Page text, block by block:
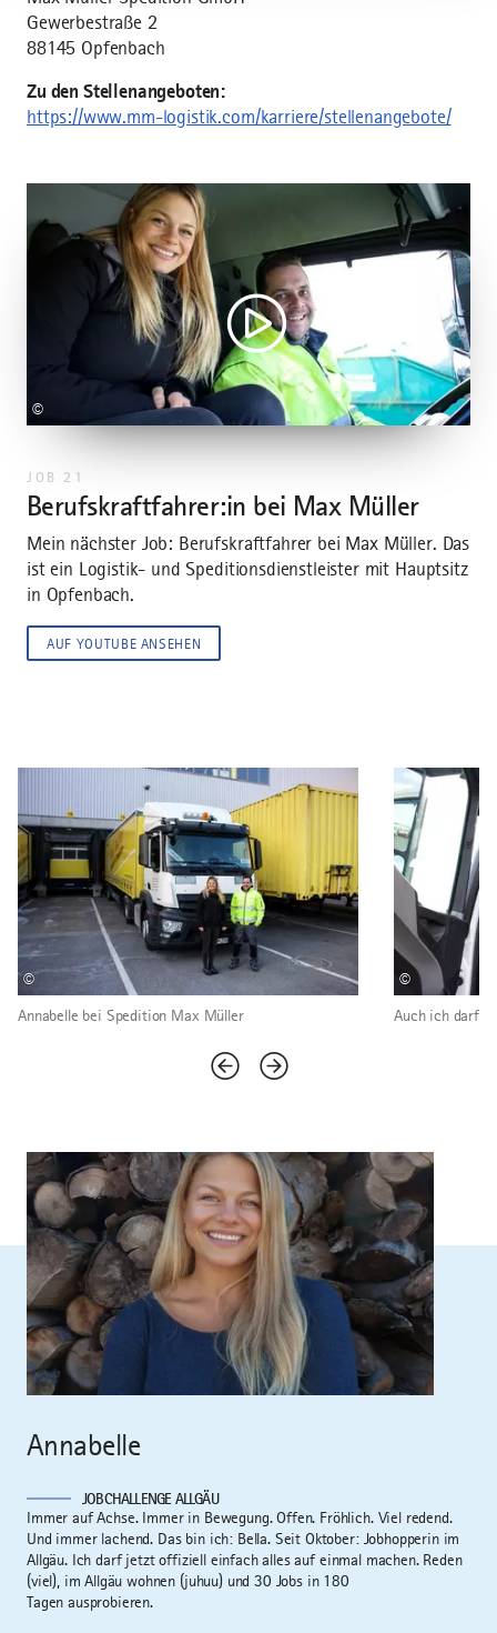
Gewerbestraße 2
88145 Opfenbach
Zu den Stellenangeboten:
https://www.mm-logistik.com/karriere/stellenangebote/
©
Cookies zustimmen.
JOB 21
Berufskraftfahrer:in bei Max Müller
Mein nächster Job: Berufskraftfahrer bei Max Müller. Das
ist ein Logistik- und Speditionsdienstleister mit Hauptsitz
in Opfenbach.
AUF YOUTUBE ANSEHEN
©
Annabelle bei Spedition Max Müller
©
Auch ich darf
Annabelle
JOBCHALLENGE ALLGÄU
Immer auf Achse. Immer in Bewegung. Offen. Fröhlich. Viel redend.
Und immer lachend. Das bin ich: Bella. Seit Oktober: Jobhopperin im
Allgäu. Ich darf jetzt offiziell einfach alles auf einmal machen. Reden
(viel), im Allgäu wohnen (juhuu) und 30 Jobs in 180
Tagen ausprobieren.